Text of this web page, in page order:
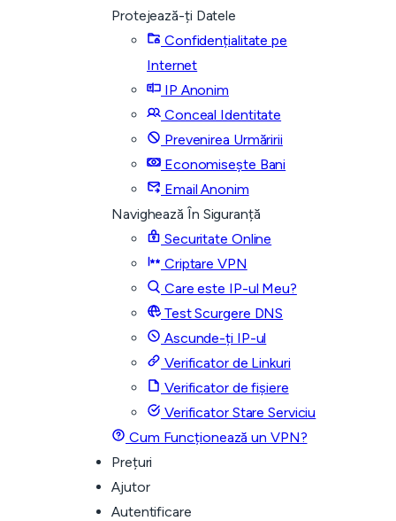
Protejează-ți Datele
Confidențialitate pe
Internet
IP Anonim
Conceal Identitate
Prevenirea Urmăririi
Economisește Bani
Email Anonim
Navighează În Siguranță
Securitate Online
Criptare VPN
Care este IP-ul Meu?
Test Scurgere DNS
Ascunde-ți IP-ul
Verificator de Linkuri
Verificator de fișiere
Verificator Stare Serviciu
Cum Funcționează un VPN?
Prețuri
Ajutor
Autentificare